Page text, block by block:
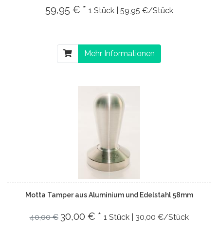
59,95 € * 1 Stück | 59,95 €/Stück
Mehr Informationen
Motta Tamper aus Aluminium und Edelstahl 58mm
40,00 € 30,00 € * 1 Stück | 30,00 €/Stück